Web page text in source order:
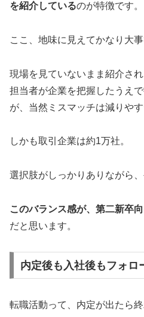
を紹介しているのが特徴です。
ここ、地味に見えてかなり大事
現場を見ていないまま紹介され
担当者が企業を把握したうえ
が、当然ミスマッチは減りやす
しかも取引企業は約1万社。
選択肢がしっかりありながら、
このバランス感が、第二新卒
だと思います。
内定後も入社後もフォロ
転職活動って、内定が出たら